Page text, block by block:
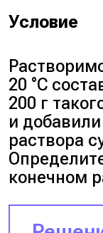
Пусть
345 г
в 424 г
$x = 424
Условие
20 °C
200 г
и добавили
раствора
конечном